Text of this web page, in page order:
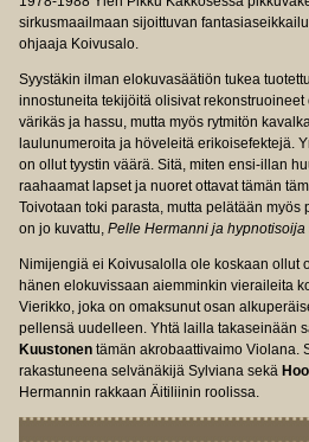
fullcredits/?
sirkusmaailmaan sijoittuvan
ohjaaja Koivusalo.
Syystäkin ilman elokuvasäätiön tukea tuotettu
innostuneita tekijöitä olisivat
värikäs ja hassu, mutta myös rytmitön
laulunumeroita ja höveleitä erikoisefektejä.
on ollut tyystin väärä. Sitä, miten ensi-illan
raahaamat lapset ja nuoret ottavat tämän
Toivotaan toki parasta, mutta pelätään myös
on jo kuvattu, Pelle Hermanni ja hypnotisoija
Nimijengiä ei Koivusalolla ole koskaan ollut
hänen elokuvissaan aiemminkin vieraileita
Vierikko, joka on omaksunut osan
pellensä uudelleen. Yhtä lailla takaseinään
Kuustonen tämän akrobaattivaimo Violana.
rakastuneena selvänäkijä Sylviana sekä
Hermannin rakkaan Äitiliinin roolissa.